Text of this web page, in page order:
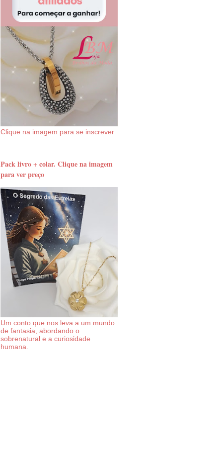
Clique na imagem para se inscrever
Pack livro + colar. Clique na imagem
para ver preço
Um conto que nos leva a um mundo
de fantasia, abordando o
sobrenatural e a curiosidade
humana.